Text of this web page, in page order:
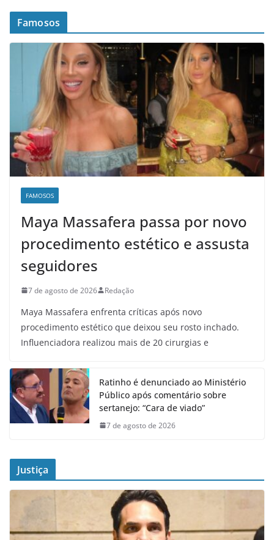
Famosos
FAMOSOS
Maya Massafera passa por novo
procedimento estético e assusta
seguidores
7 de agosto de 2026 Redação
Maya Massafera enfrenta críticas após novo
procedimento estético que deixou seu rosto inchado.
Influenciadora realizou mais de 20 cirurgias e
Ratinho é denunciado ao Ministério
Público após comentário sobre
sertanejo: “Cara de viado”
7 de agosto de 2026
Justiça